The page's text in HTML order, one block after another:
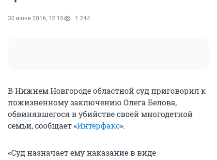
30 июня 2016, 12:15 1 244
В Нижнем Новгороде областной суд приговорил к
пожизненному заключению Олега Белова,
обвинявшегося в убийстве своей многодетной
семьи, сообщает «Интерфакс».
«Суд назначает ему наказание в виде